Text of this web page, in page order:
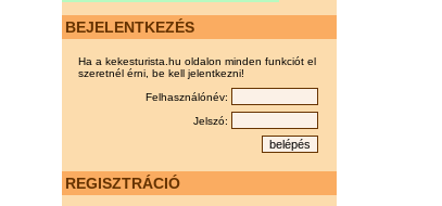
BEJELENTKEZÉS
Ha a kekesturista.hu oldalon minden funkciót el
szeretnél érni, be kell jelentkezni!
Felhasználónév:
Jelszó:
REGISZTRÁCIÓ